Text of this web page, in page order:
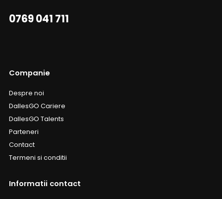
0769 041 711
Companie
Despre noi
DallesGO Cariere
DallesGO Talents
Parteneri
Contact
Termeni si conditii
Informatii contact